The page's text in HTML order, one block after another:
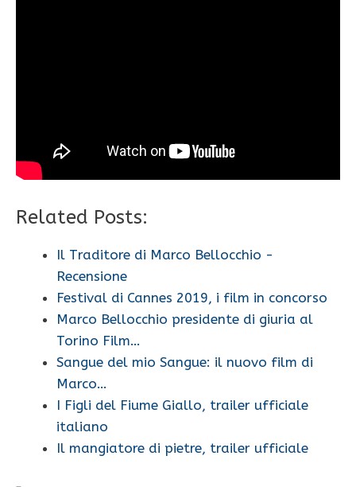
Related Posts:
Il Traditore di Marco Bellocchio -
Recensione
Festival di Cannes 2019, i film in concorso
Marco Bellocchio presidente di giuria al
Torino Film…
Sangue del mio Sangue: il nuovo film di
Marco…
I Figli del Fiume Giallo, trailer ufficiale
italiano
Il mangiatore di pietre, trailer ufficiale